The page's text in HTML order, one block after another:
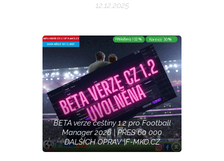
12.12.2025
BETA verze češtiny 1.2 pro Football
Manager 2026 | PŘES 60 000
DALŠÍCH OPRAV |F-MKO.CZ